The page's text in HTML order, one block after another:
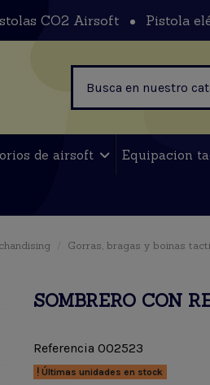
CO2 Airsoft Pistola
de airsoft Equipacion
Gorras, bragas y boinas
SOMBRERO CON
Referencia 002523
Últimas unidades en stock